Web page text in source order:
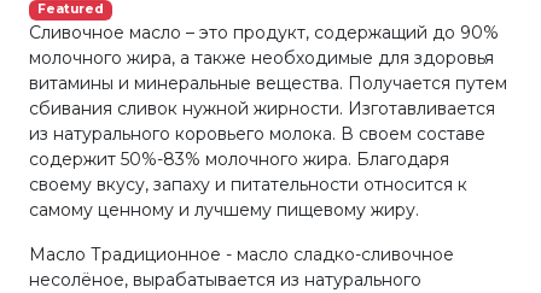
Featured
Сливочное масло – это продукт, содержащий до 90%
молочного жира, а также необходимые для здоровья
витамины и минеральные вещества. Получается путем
сбивания сливок нужной жирности. Изготавливается
из натурального коровьего молока. В своем составе
содержит 50%-83% молочного жира. Благодаря
своему вкусу, запаху и питательности относится к
самому ценному и лучшему пищевому жиру.
Масло Традиционное - масло сладко-сливочное
несолёное, вырабатывается из натурального